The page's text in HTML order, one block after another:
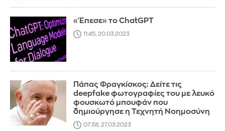
«Έπεσε» το ChatGPT
11:45, 20.03.2023
Πάπας Φραγκίσκος: Δείτε τις
deepfake φωτογραφίες του με λευκό
φουσκωτό μπουφάν που
δημιούργησε η Τεχνητή Νοημοσύνη
07:38, 27.03.2023